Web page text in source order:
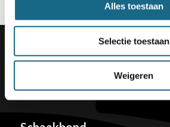
Alles toestaan
Selectie toestaan
Weigeren